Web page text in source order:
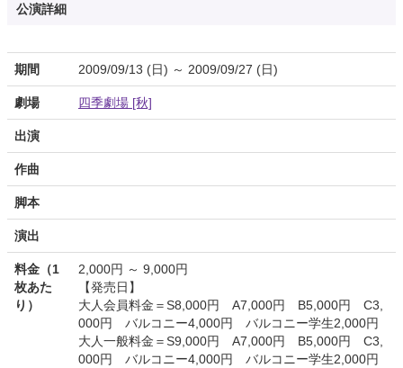
公演詳細
期間 2009/09/13 (日) ～ 2009/09/27 (日)
劇場 四季劇場 [秋]
出演
作曲
脚本
演出
料金（1
枚あた
り）
2,000円 ～ 9,000円
【発売日】
大人会員料金＝S8,000円 A7,000円 B5,000円 C3,
000円 バルコニー4,000円 バルコニー学生2,000円
大人一般料金＝S9,000円 A7,000円 B5,000円 C3,
000円 バルコニー4,000円 バルコニー学生2,000円